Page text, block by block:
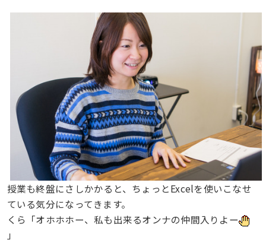
授業も終盤にさしかかると、ちょっとExcelを使いこなせ
ている気分になってきます。
くら「オホホホー、私も出来るオンナの仲間入りよー
」